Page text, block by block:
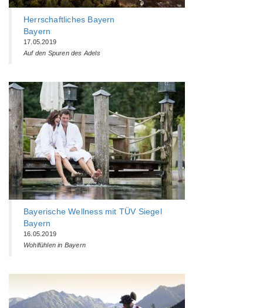
Herrschaftliches Bayern
Bayern
17.05.2019
Auf den Spuren des Adels
Bayerische Wellness mit TÜV Siegel
Bayern
16.05.2019
Wohlfühlen in Bayern